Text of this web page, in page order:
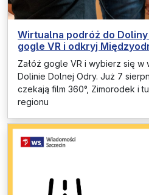
Wirtualna podróż do Doliny
gogle VR i odkryj
Załóż gogle VR i wybierz się w
Dolinie Dolnej Odry. Już 7
czekają film 360°, Zimorodek i
regionu